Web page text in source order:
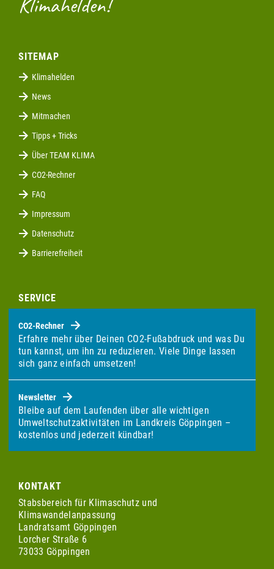
SITEMAP
Klimahelden
News
Mitmachen
Tipps + Tricks
Über TEAM KLIMA
CO2-Rechner
FAQ
Impressum
Datenschutz
Barrierefreiheit
SERVICE
CO2-Rechner
Erfahre mehr über Deinen CO2-Fußabdruck und was Du
tun kannst, um ihn zu reduzieren. Viele Dinge lassen
sich ganz einfach umsetzen!
Newsletter
Bleibe auf dem Laufenden über alle wichtigen
Umweltschutzaktivitäten im Landkreis Göppingen –
kostenlos und jederzeit kündbar!
KONTAKT
Stabsbereich für Klimaschutz und
Klimawandelanpassung
Landratsamt Göppingen
Lorcher Straße 6
73033 Göppingen